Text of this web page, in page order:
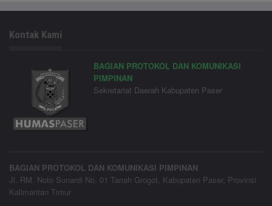
Kontak Kami
BAGIAN PROTOKOL DAN KOMUNIKASI
PIMPINAN
Sekretariat Daerah Kabupaten Paser
BAGIAN PROTOKOL DAN KOMUNIKASI PIMPINAN
Jl. RM. Noto Sunardi No. 01 Tanah Grogot, Kabupaten Paser, Provinsi
Kalimantan Timur